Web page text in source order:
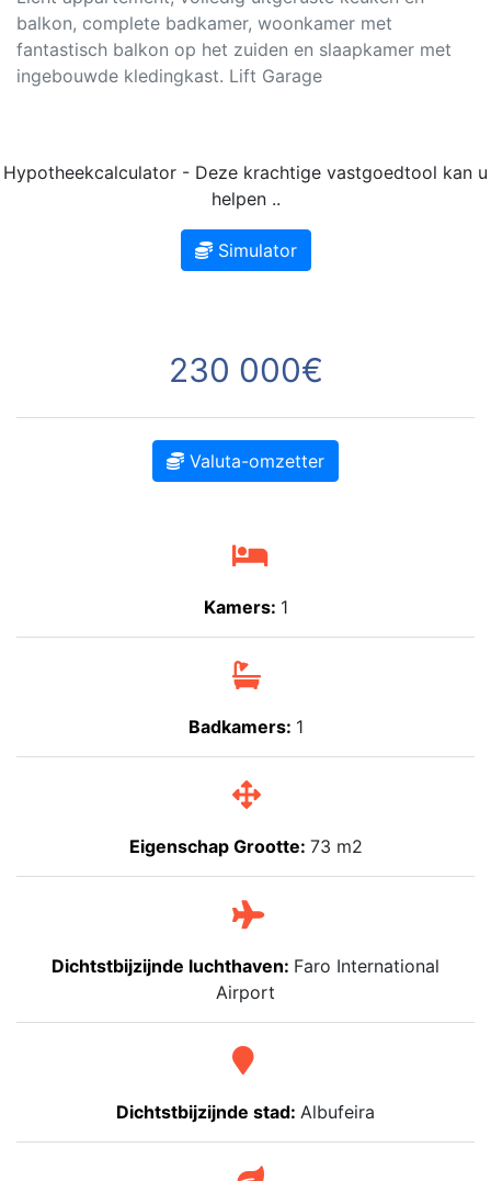
balkon, complete badkamer, woonkamer met
fantastisch balkon op het zuiden en slaapkamer met
ingebouwde kledingkast. Lift Garage
Hypotheekcalculator - Deze krachtige vastgoedtool kan u
helpen ..
Simulator
230 000€
Valuta-omzetter
Kamers: 1
Badkamers: 1
Eigenschap Grootte: 73 m2
Dichtstbijzijnde luchthaven: Faro International
Airport
Dichtstbijzijnde stad: Albufeira